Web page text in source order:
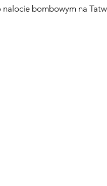
bombowym na